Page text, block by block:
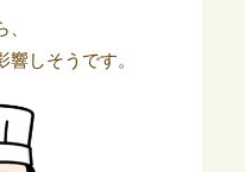
しそうです。